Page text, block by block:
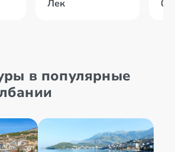
Лек
в популярные